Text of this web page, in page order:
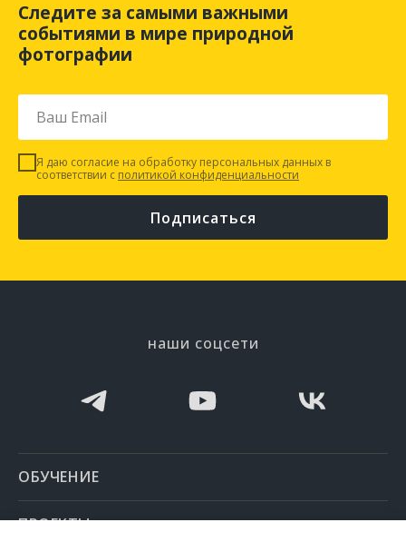
Следите за самыми важными
событиями в мире природной
фотографии
Я даю согласие на обработку персональных данных в
соответствии с политикой конфиденциальности
Подписаться
наши соцсети
ОБУЧЕНИЕ
ПРОЕКТЫ